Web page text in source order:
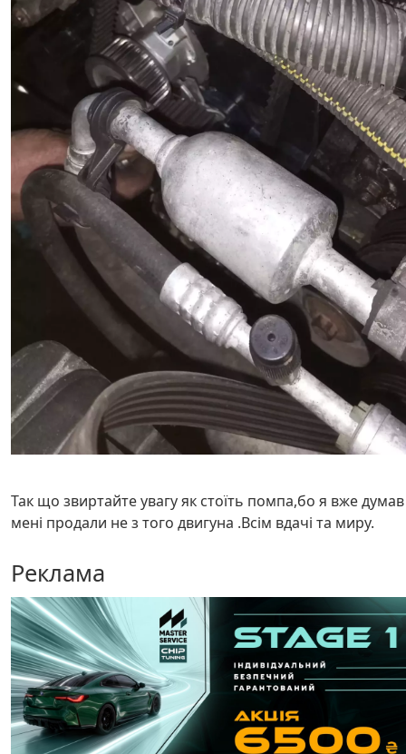
Так що звиртайте увагу як стоїть помпа,бо я вже думав
мені продали не з того двигуна .Всім вдачі та миру.
Реклама